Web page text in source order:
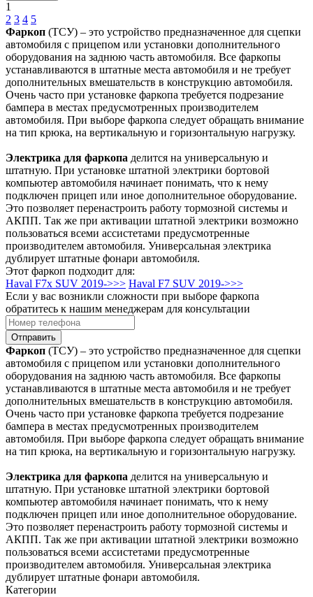
1
2 3 4 5
Фаркоп (ТСУ) – это устройство предназначенное для сцепки
автомобиля с прицепом или установки дополнительного
оборудования на заднюю часть автомобиля. Все фаркопы
устанавливаются в штатные места автомобиля и не требует
дополнительных вмешательств в конструкцию автомобиля.
Очень часто при установке фаркопа требуется подрезание
бампера в местах предусмотренных производителем
автомобиля. При выборе фаркопа следует обращать внимание
на тип крюка, на вертикальную и горизонтальную нагрузку.
Электрика для фаркопа делится на универсальную и
штатную. При установке штатной электрики бортовой
компьютер автомобиля начинает понимать, что к нему
подключен прицеп или иное дополнительное оборудование.
Это позволяет перенастроить работу тормозной системы и
АКПП. Так же при активации штатной электрики возможно
пользоваться всеми ассистетами предусмотренные
производителем автомобиля. Универсальная электрика
дублирует штатные фонари автомобиля.
Этот фаркоп подходит для:
Haval F7x SUV 2019->>> Haval F7 SUV 2019->>>
Если у вас возникли сложности при выборе фаркопа
обратитесь к нашим менеджерам для консультации
Отправить
Фаркоп (ТСУ) – это устройство предназначенное для сцепки
автомобиля с прицепом или установки дополнительного
оборудования на заднюю часть автомобиля. Все фаркопы
устанавливаются в штатные места автомобиля и не требует
дополнительных вмешательств в конструкцию автомобиля.
Очень часто при установке фаркопа требуется подрезание
бампера в местах предусмотренных производителем
автомобиля. При выборе фаркопа следует обращать внимание
на тип крюка, на вертикальную и горизонтальную нагрузку.
Электрика для фаркопа делится на универсальную и
штатную. При установке штатной электрики бортовой
компьютер автомобиля начинает понимать, что к нему
подключен прицеп или иное дополнительное оборудование.
Это позволяет перенастроить работу тормозной системы и
АКПП. Так же при активации штатной электрики возможно
пользоваться всеми ассистетами предусмотренные
производителем автомобиля. Универсальная электрика
дублирует штатные фонари автомобиля.
Категории